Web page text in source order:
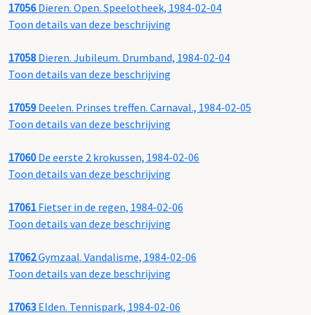
17056 Dieren. Open. Speelotheek, 1984-02-04
Toon details van deze beschrijving
17058 Dieren. Jubileum. Drumband, 1984-02-04
Toon details van deze beschrijving
17059 Deelen. Prinses treffen. Carnaval., 1984-02-05
Toon details van deze beschrijving
17060 De eerste 2 krokussen, 1984-02-06
Toon details van deze beschrijving
17061 Fietser in de regen, 1984-02-06
Toon details van deze beschrijving
17062Gymzaal. Vandalisme, 1984-02-06
Toon details van deze beschrijving
17063 Elden. Tennispark, 1984-02-06